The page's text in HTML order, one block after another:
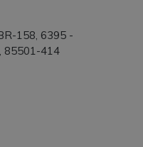
158, 6395 -
85501-414